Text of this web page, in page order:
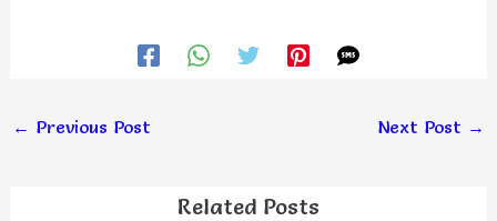
← Previous Post Next Post →
Related Posts